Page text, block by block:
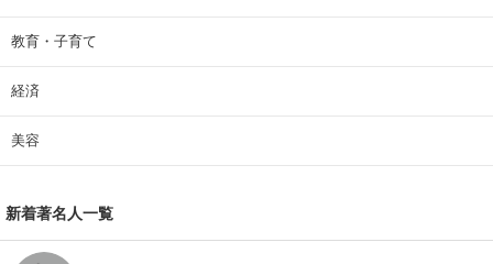
教育・子育て
経済
美容
新着著名人一覧